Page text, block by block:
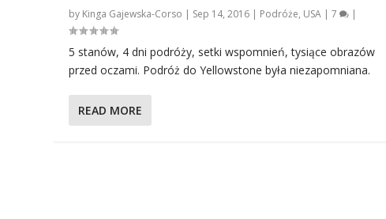
by Kinga Gajewska-Corso | Sep 14, 2016 | Podróże, USA |7 |
5 stanów, 4 dni podróży, setki wspomnień, tysiące obrazów
przed oczami. Podróż do Yellowstone była niezapomniana.
READ MORE